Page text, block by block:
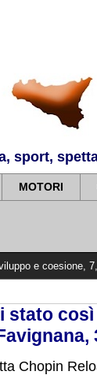
sport,
MOTORI
7,2 milioni per
stato così
Chopin